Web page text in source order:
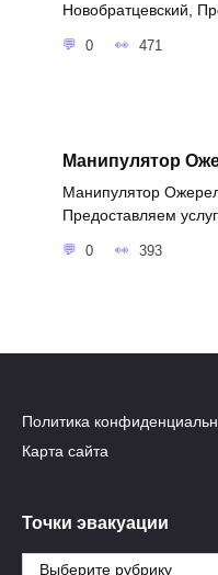
Новобратцевский,
0 471
Манипулятор
Манипулятор
Предоставляем
0 393
Политика
Карта сайта
Точки эвакуации
Точки